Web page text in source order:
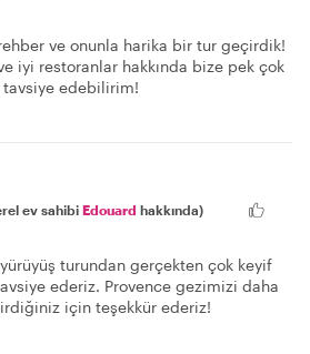
ve onunla harika bir tur geçirdik!
iyi restoranlar hakkında bize pek çok
edebilirim!
ev sahibi Edouard hakkında)
yürüyüş turundan gerçekten çok keyif
ederiz. Provence gezimizi daha
için teşekkür ederiz!